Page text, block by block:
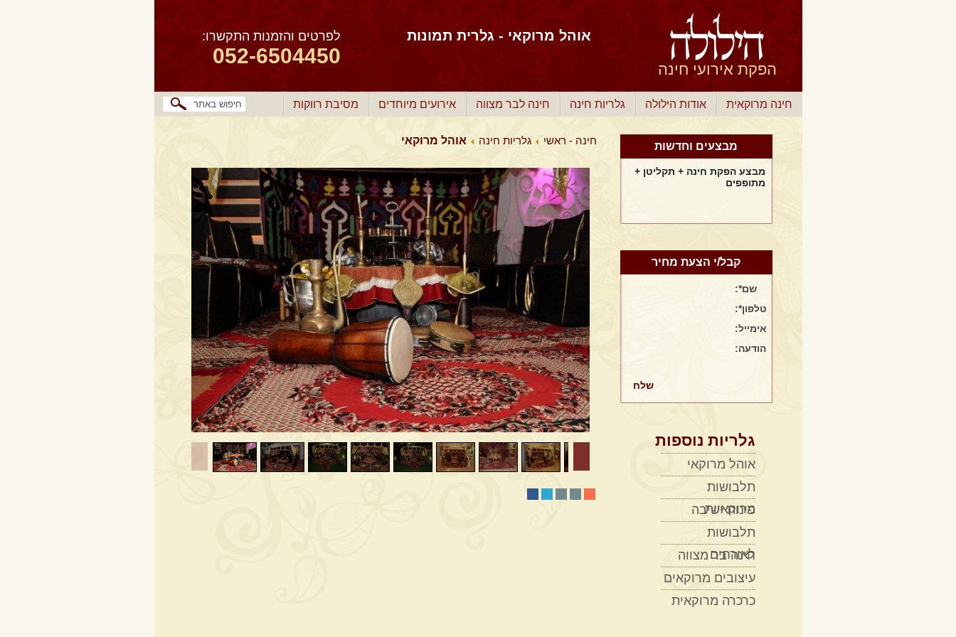
הפקת אירועי חינה
אוהל מרוקאי - גלרית תמונות לפרטים והזמנות התקשרו:
052-6504450
חינה מרוקאית אודות הילולה גלריות חינה חינה לבר מצווה אירועים מיוחדים מסיבת רווקות
חינה - ראשי גלריות חינה אוהל מרוקאי מבצעים וחדשות
מבצע הפקת חינה + תקליטן +
מתופפים
חבילת חינה מיוחדת לאירוע
לחודש פברואר בלבד!!!!
קבל/י הצעת מחיר
שם*:
טלפון*:
אימייל:
הודעה:
גלריות נוספות
אוהל מרוקאי
תלבושות
מרוקאיות
פינות ישיבה
תלבושות
לאורחים
חינה בר מצווה
עיצובים מרוקאים
כרכרה מרוקאית